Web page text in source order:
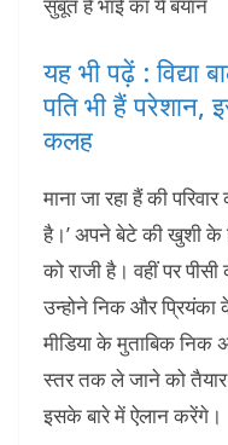
यह भी पढ़ें :
पति भी हैं परेशान,
कलह
माना जा रहा हैं की
है।’ अपने बेटे की खुशी के
को राजी है। वहीं पर
उन्होने निक और
मीडिया के मुताबिक
स्तर तक ले जाने को तैयार
इसके बारे में ऐलान करेंगे।